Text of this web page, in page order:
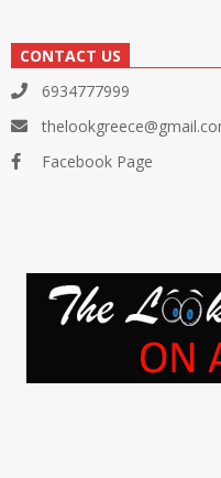
CONTACT US
6934777999
Facebook Page